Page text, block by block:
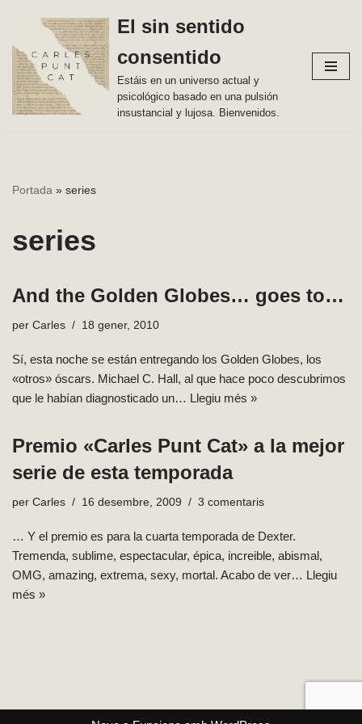
Vés
al
contingut
El sin sentido
consentido
Estáis en un universo actual y
psicológico basado en una pulsión
insustancial y lujosa. Bienvenidos.
Portada » series
series
And the Golden Globes… goes to…
per Carles 18 gener, 2010
Sí, esta noche se están entregando los Golden Globes, los
«otros» óscars. Michael C. Hall, al que hace poco descubrimos
que le habían diagnosticado un… Llegiu més »
Premio «Carles Punt Cat» a la mejor
serie de esta temporada
per Carles 16 desembre, 2009 3 comentaris
… Y el premio es para la cuarta temporada de Dexter.
Tremenda, sublime, espectacular, épica, increible, abismal,
OMG, amazing, extrema, sexy, mortal. Acabo de ver… Llegiu
més »